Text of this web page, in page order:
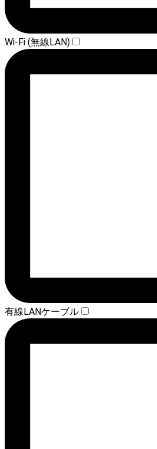
Wi-Fi (無線LAN)
有線LANケーブル